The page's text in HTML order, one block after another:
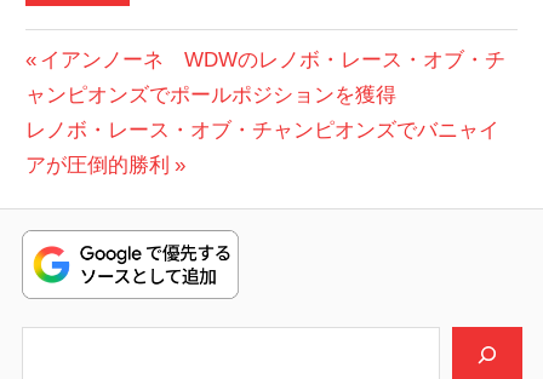
投
稿
ナ
ビ
ゲ
ー
前
の
投
稿:
イアンノーネ WDWのレノボ・レース・オブ・チ
ャンピオンズでポールポジションを獲得
次
の
稿:
レノボ・レース・オブ・チャンピオンズでバニャイ
アが圧倒的勝利